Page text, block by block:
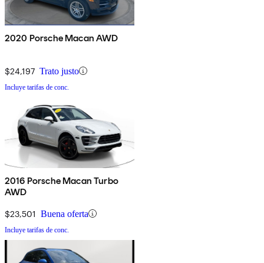
2020 Porsche Macan AWD
$24,197 Trato justo
Incluye tarifas de conc.
2016 Porsche Macan Turbo
AWD
$23,501 Buena oferta
Incluye tarifas de conc.